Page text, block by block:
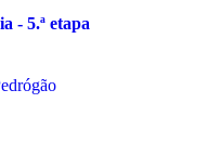
- 5.ª etapa